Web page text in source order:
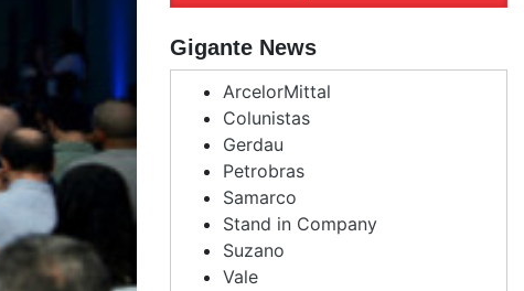
Gigante News
ArcelorMittal
Colunistas
Gerdau
Petrobras
Samarco
Stand in Company
Suzano
Vale